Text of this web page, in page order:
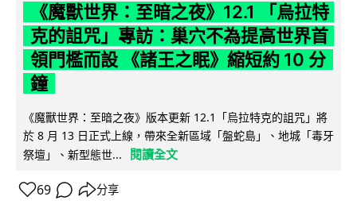
《魔獸世界：至暗之夜》12.1 「烏拉特
克的詛咒」專訪：巢穴不為提高世界首
領門檻而設 《諸王之眠》縮短約 10 分
鐘
《魔獸世界：至暗之夜》版本更新 12.1「烏拉特克的詛咒」將
於 8 月 13 日正式上線，帶來全新區域「盤蛇島」、地城「毒牙
祭壇」、新型態世...
閱讀全文
69 分享